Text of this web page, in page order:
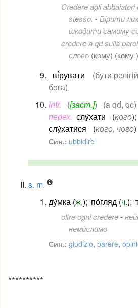
Credere agli
stesso. -Вірити
шкодити самому
credere a qd sulla
слово (кому) (кому )
ві́рувати
(бути
бога)
intr.
([заст.])
(a qd, qc)
перех. слу́хати (кого);
слу́хатися
(кого, чого)
Син.: ubbidire
s. m.
ду́мка (ж.); по́гляд (ч.);
oltre ogni credere-
неми́слимо
Син.: giudizio, parere,
**********